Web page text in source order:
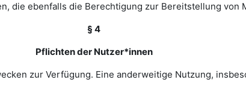
die ebenfalls die Berechtigung zur Bereitstellung von
§ 4
Pflichten der Nutzer*innen
zur Verfügung. Eine anderweitige Nutzung,